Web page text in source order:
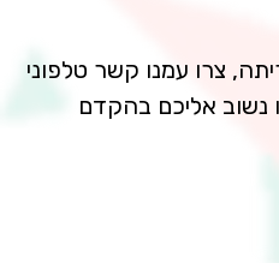
צרו עמנו קשר טלפוני
נשוב אליכם בהקדם